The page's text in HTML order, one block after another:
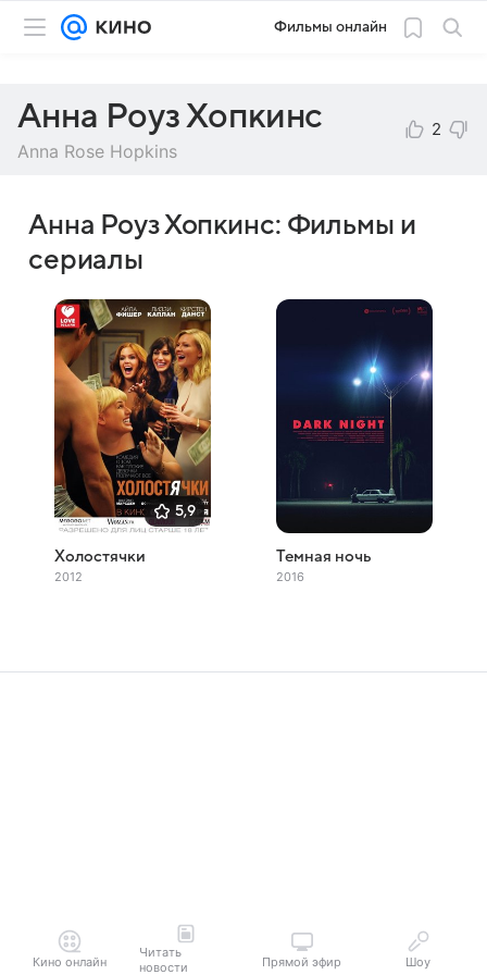
Фильмы онлайн
Анна Роуз Хопкинс
Anna Rose Hopkins
2
Анна Роуз Хопкинс: Фильмы и
сериалы
5,9
Холостячки
2012
Темная ночь
2016
Кино онлайн
Читать
новости
Прямой эфир Шоу